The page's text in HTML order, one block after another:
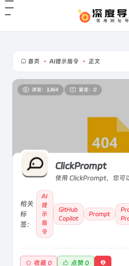
首页 • AI提示指令 • 正文
浏览：3,364 留言：0
ClickPrompt
使用 ClickPrompt，您可
Prompt 生成器
相关
标
签：
AI
提
示
指
令
GitHub
Copilot
Prompt
收藏 0 点赞 0